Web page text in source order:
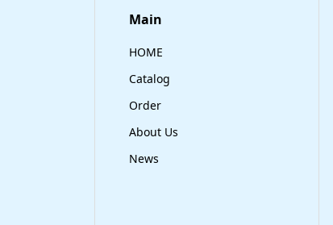
Main
HOME
Catalog
Order
About Us
News